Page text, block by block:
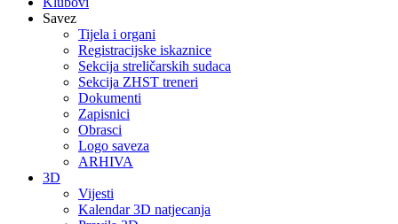
Savez
Tijela i organi
Registracijske iskaznice
Sekcija streličarskih sudaca
Sekcija ZHST treneri
Dokumenti
Zapisnici
Obrasci
Logo saveza
ARHIVA
3D
Vijesti
Kalendar 3D natjecanja